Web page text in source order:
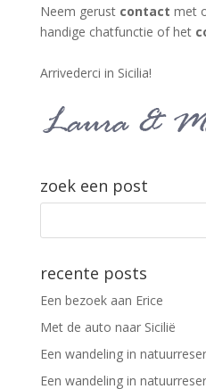
Neem gerust contact met
handige chatfunctie of het
Arrivederci in Sicilia!
zoek een post
recente posts
Een bezoek aan Erice
Met de auto naar Sicilië
Een wandeling in
Een wandeling in